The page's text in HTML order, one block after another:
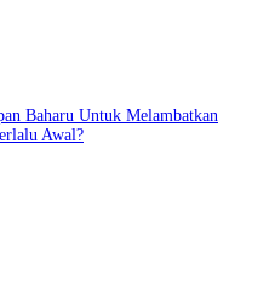
Baharu Untuk Melambatkan
Awal?